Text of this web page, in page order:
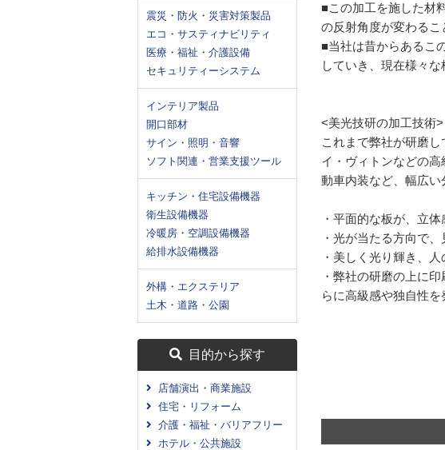
震災・防火・災害対策製品
エコ・サスティナビリティ
医療・福祉・介護設備
セキュリティーシステム
インテリア製品
開口部材
サイン・照明・音響
ソフト関連・営業支援ツール
キッチン・住宅設備機器
衛生設備機器
冷暖房・空調設備機器
給排水設備機器
外構・エクステリア
土木・道路・公園
目的から探す
店舗演出・商業施設
住宅・リフォーム
介護・福祉・バリアフリー
ホテル・公共施設
■この加工を施した材
の反射角度が変わるこ
■当社は昔からあるこ
していき、現在様々な
<美光技研の加工技術>
これまで弊社が研磨
イ・ヴィトンなどの
動車内装など、幅広い
・平面的な板が、立
・光が当たる方向で
・美しく光り輝き、
・弊社の研磨の上に
らに高級感や独自性を